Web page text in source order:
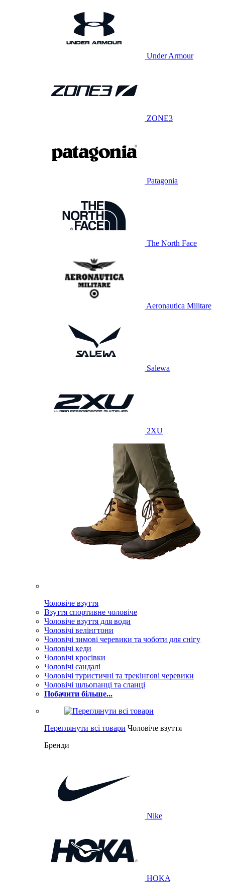
Under Armour
ZONE3
Patagonia
The North Face
Aeronautica Militare
Salewa
2XU
Чоловіче взуття
Взуття спортивне чоловіче
Чоловіче взуття для води
Чоловічі велінгтони
Чоловічі зимові черевики та чоботи для снігу
Чоловічі кеди
Чоловічі кросівки
Чоловічі сандалі
Чоловічі туристичні та трекінгові черевики
Чоловічі шльопанці та сланці
Побачити більше...
Переглянути всі товари Чоловіче взуття
Бренди
Nike
HOKA